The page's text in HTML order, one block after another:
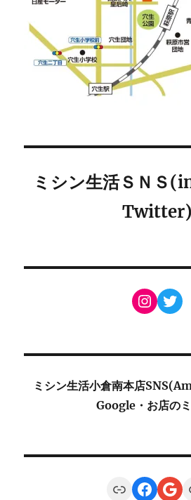
ミシン生活ＳＮＳ
Twitter)
ミシン生活小倉南本店
Google・お店の
Link